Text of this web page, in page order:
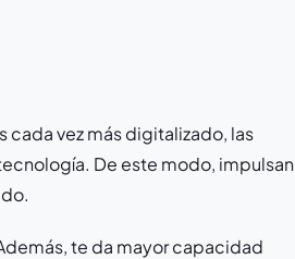
cada vez más digitalizado, las
De este modo, impulsan
te da mayor capacidad